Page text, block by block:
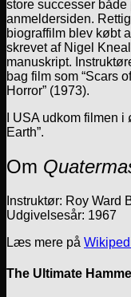
store successer både
anmeldersiden.
biograffilm blev købt
skrevet af Nigel
manuskript.
bag film som “Scars
Horror” (1973).
I USA udkom filmen
Earth”.
Om
Instruktør: Roy Ward
Udgivelsesår: 1967
Læs mere på
The Ultimate